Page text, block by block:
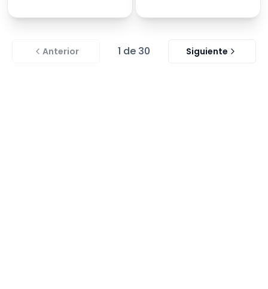
Anterior 1 de 30 Siguiente